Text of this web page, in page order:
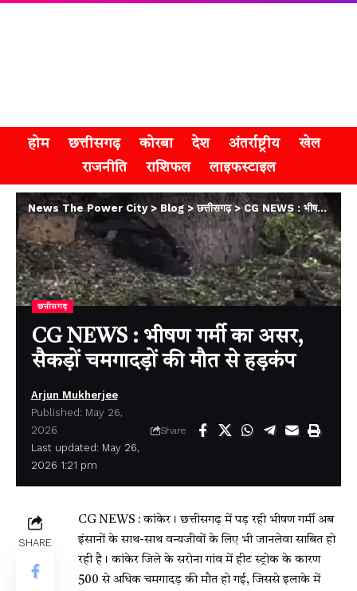
होम छत्तीसगढ़ कोरबा देश अंतर्राष्ट्रीय
खेल
राजनीति
राशिफल लाइफस्टाइल
News The Power City> Blog>छत्तीसगढ़>CG NEWS : भीषण गर्मी का असर, सैकड़ों चमगादड़ों की मौत से हड़कंप
छत्तीसगढ़
CG NEWS : भीषण गर्मी का असर,
सैकड़ों चमगादड़ों की मौत से हड़कंप
Last updated: May 26,
2026 1:21 pm
Arjun Mukherjee
Published: May 26,
2026
Share
SHARE
CG NEWS : कांकेर। छत्तीसगढ़ में पड़ रही भीषण गर्मी अब
इंसानों के साथ-साथ वन्यजीवों के लिए भी जानलेवा साबित हो
रही है। कांकेर जिले के सरोना गांव में हीट स्ट्रोक के कारण
500 से अधिकचमगादड़ की मौत हो गई, जिससे इलाके में